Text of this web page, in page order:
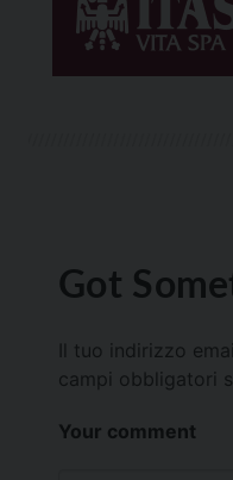
Got
Il tuo indirizzo
campi obbligatori
Your comment